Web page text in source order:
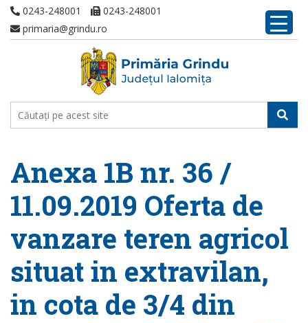
0243-248001
0243-248001
primaria@grindu.ro
Anexa 1B nr. 36 /
11.09.2019 Oferta de
vanzare teren agricol
situat in extravilan,
in cota de 3/4 din